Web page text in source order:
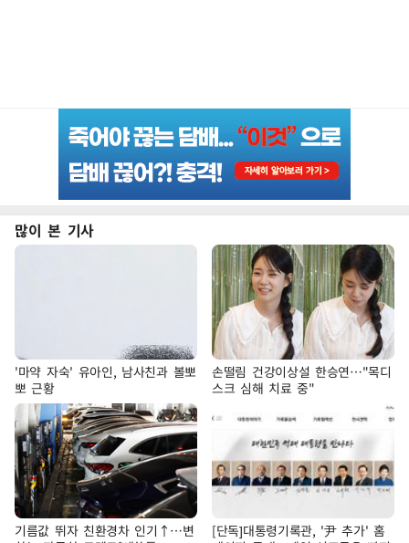
많이 본 기사
'마약 자숙' 유아인, 남사친과 볼뽀
뽀 근황
손떨림 건강이상설 한승연…"목디
스크 심해 치료 중"
기름값 뛰자 친환경차 인기↑…변
[단독]대통령기록관, '尹 추가' 홈